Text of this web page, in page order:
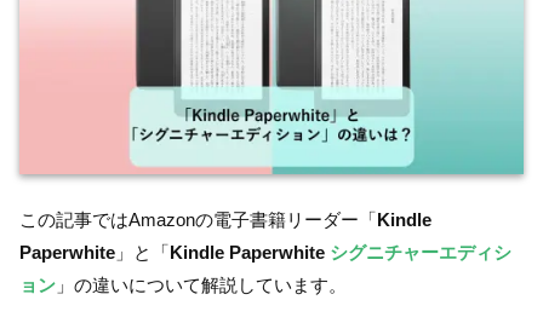
この記事ではAmazonの電子書籍リーダー「Kindle
Paperwhite 」と「Kindle Paperwhite シグニチャーエディシ
ョン 」の違いについて解説しています。